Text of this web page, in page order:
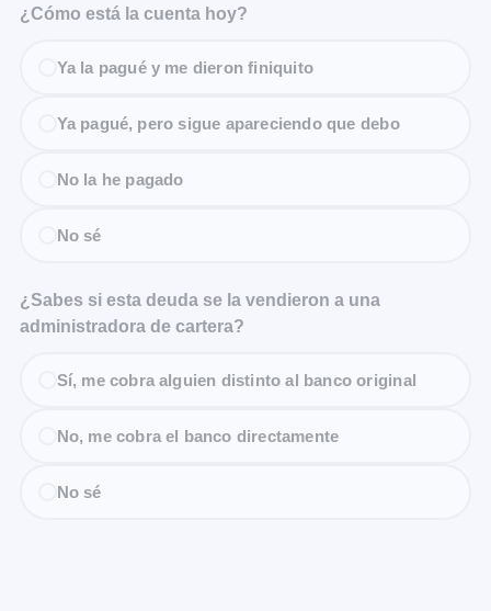
¿Cómo está la cuenta hoy?
Ya la pagué y me dieron finiquito
Ya pagué, pero sigue apareciendo que debo
No la he pagado
No sé
¿Sabes si esta deuda se la vendieron a una
administradora de cartera?
Sí, me cobra alguien distinto al banco original
No, me cobra el banco directamente
No sé